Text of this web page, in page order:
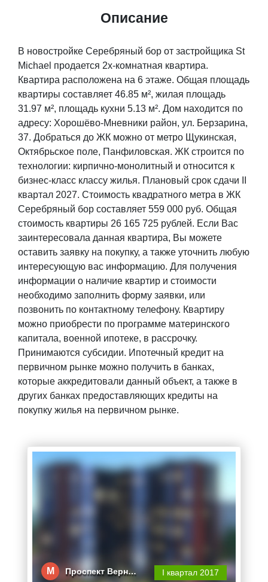
Описание
В новостройке Серебряный бор от застройщика St
Michael продается 2х-комнатная квартира.
Квартира расположена на 6 этаже. Общая площадь
квартиры составляет 46.85 м², жилая площадь
31.97 м², площадь кухни 5.13 м². Дом находится по
адресу: Хорошёво-Мневники район, ул. Берзарина,
37. Добраться до ЖК можно от метро Щукинская,
Октябрьское поле, Панфиловская. ЖК строится по
технологии: кирпично-монолитный и относится к
бизнес-класс классу жилья. Плановый срок сдачи II
квартал 2027. Стоимость квадратного метра в ЖК
Серебряный бор составляет 559 000 руб. Общая
стоимость квартиры 26 165 725 рублей. Если Вас
заинтересовала данная квартира, Вы можете
оставить заявку на покупку, а также уточнить любую
интересующую вас информацию. Для получения
информации о наличие квартир и стоимости
необходимо заполнить форму заявки, или
позвонить по контактному телефону. Квартиру
можно приобрести по программе материнского
капитала, военной ипотеке, в рассрочку.
Принимаются субсидии. Ипотечный кредит на
первичном рынке можно получить в банках,
которые аккредитовали данный объект, а также в
других банках предоставляющих кредиты на
покупку жилья на первичном рынке.
М Проспект Верн… I квартал 2017